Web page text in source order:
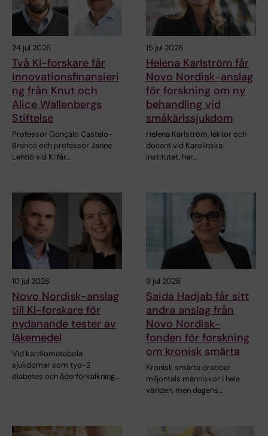
24 jul 2026
Två KI-forskare får
innovationsfinansieri
ng från Knut och
Alice Wallenbergs
Stiftelse
Professor Gonçalo Castelo-
Branco och professor Janne
Lehtiö vid KI får…
15 jul 2026
Helena Karlström får
Novo Nordisk-anslag
för forskning om ny
behandling vid
småkärlssjukdom
Helena Karlström, lektor och
docent vid Karolinska
Institutet, har…
10 jul 2026
Novo Nordisk-anslag
till KI-forskare för
nydanande tester av
läkemedel
Vid kardiometabola
sjukdomar som typ-2
diabetes och åderförkalkning…
9 jul 2026
Saida Hadjab får sitt
andra anslag från
Novo Nordisk-
fonden för forskning
om kronisk smärta
Kronisk smärta drabbar
miljontals människor i hela
världen, men dagens…